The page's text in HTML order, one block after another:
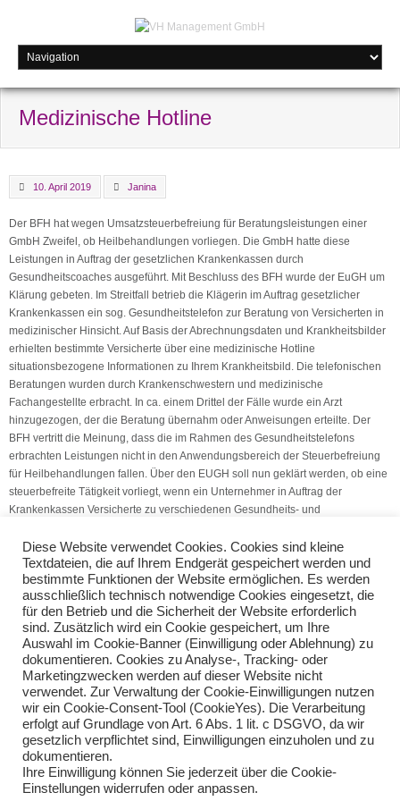
Medizinische Hotline
10. April 2019 Janina
Der BFH hat wegen Umsatzsteuerbefreiung für Beratungsleistungen einer
GmbH Zweifel, ob Heilbehandlungen vorliegen. Die GmbH hatte diese
Leistungen in Auftrag der gesetzlichen Krankenkassen durch
Gesundheitscoaches ausgeführt. Mit Beschluss des BFH wurde der EuGH um
Klärung gebeten. Im Streitfall betrieb die Klägerin im Auftrag gesetzlicher
Krankenkassen ein sog. Gesundheitstelefon zur Beratung von Versicherten in
medizinischer Hinsicht. Auf Basis der Abrechnungsdaten und Krankheitsbilder
erhielten bestimmte Versicherte über eine medizinische Hotline
situationsbezogene Informationen zu Ihrem Krankheitsbild. Die telefonischen
Beratungen wurden durch Krankenschwestern und medizinische
Fachangestellte erbracht. In ca. einem Drittel der Fälle wurde ein Arzt
hinzugezogen, der die Beratung übernahm oder Anweisungen erteilte. Der
BFH vertritt die Meinung, dass die im Rahmen des Gesundheitstelefons
erbrachten Leistungen nicht in den Anwendungsbereich der Steuerbefreiung
für Heilbehandlungen fallen. Über den EUGH soll nun geklärt werden, ob eine
steuerbefreite Tätigkeit vorliegt, wenn ein Unternehmer in Auftrag der
Krankenkassen Versicherte zu verschiedenen Gesundheits- und
(Quelle: VSH-Dienstleistungs GmbH)
Kündigung des Jobs wegen Pflege Neues Teilzeitrecht
Teilen Sie diese Nachricht mit Ihren Freunden oder Kollegen
Diese Website verwendet Cookies. Cookies sind kleine
Textdateien, die auf Ihrem Endgerät gespeichert werden und
bestimmte Funktionen der Website ermöglichen. Es werden
ausschließlich technisch notwendige Cookies eingesetzt, die
für den Betrieb und die Sicherheit der Website erforderlich
sind. Zusätzlich wird ein Cookie gespeichert, um Ihre
Auswahl im Cookie-Banner (Einwilligung oder Ablehnung) zu
dokumentieren. Cookies zu Analyse-, Tracking- oder
Marketingzwecken werden auf dieser Website nicht
verwendet. Zur Verwaltung der Cookie-Einwilligungen nutzen
wir ein Cookie-Consent-Tool (CookieYes). Die Verarbeitung
erfolgt auf Grundlage von Art. 6 Abs. 1 lit. c DSGVO, da wir
gesetzlich verpflichtet sind, Einwilligungen einzuholen und zu
dokumentieren.
Ihre Einwilligung können Sie jederzeit über die Cookie-
Einstellungen widerrufen oder anpassen.